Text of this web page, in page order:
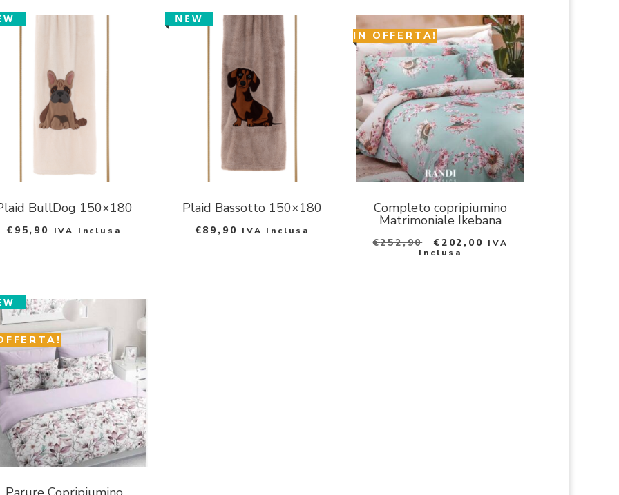
BullDog 150×180
€ 95,90 IVA Inclusa
NEW
Plaid Bassotto 150×180
€89,90 IVA Inclusa
IN OFFERTA!
Completo copripiumino
Matrimoniale Ikebana
€252,90 Il prezzo originale era:
€202,00 Il prezzo attuale è:
IVA
Inclusa